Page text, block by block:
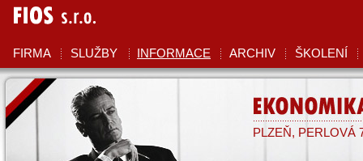
FIOS
FIRMA SLUŽBY INFORMACE ARCHIV ŠKOLENÍ
PLZEŇ, PERLOVÁ